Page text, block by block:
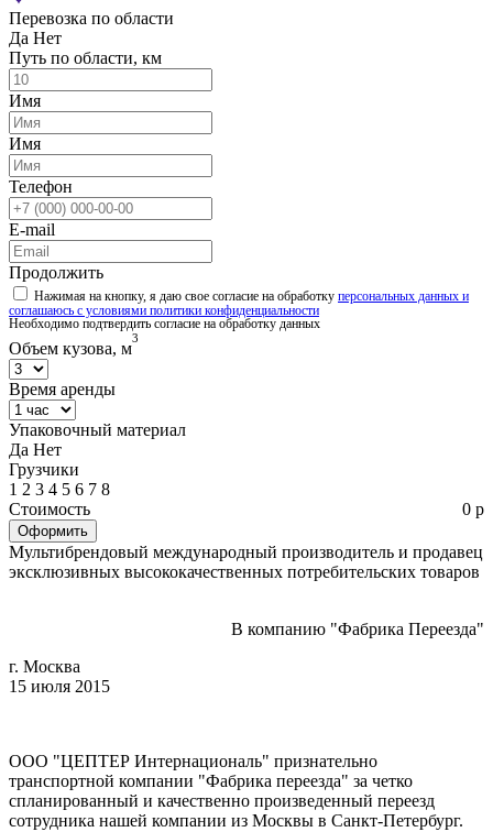
Перевозка по области
Да Нет
Путь по области, км
Имя
Имя
Телефон
E-mail
Продолжить
Нажимая на кнопку, я даю свое согласие на обработку персональных данных и
соглашаюсь с условиями политики конфиденциальности
Необходимо подтвердить согласие на обработку данных
Объем кузова, м
3
Время аренды
Упаковочный материал
Да Нет
Грузчики
1 2 3 4 5 6 7 8
Стоимость
0 р
Мультибрендовый международный производитель и продавец
эксклюзивных высококачественных потребительских товаров
В компанию "Фабрика Переезда"
г. Москва
15 июля 2015
ООО "ЦЕПТЕР Интернациональ" признательно
транспортной компании "Фабрика переезда" за четко
спланированный и качественно произведенный переезд
сотрудника нашей компании из Москвы в Санкт-Петербург.